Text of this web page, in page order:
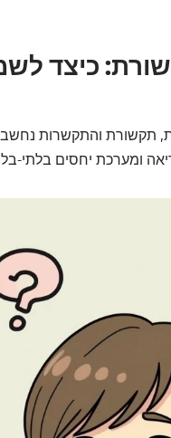
כיצד
תקשורת והתקשרות
ומערכת יחסים בלתי-